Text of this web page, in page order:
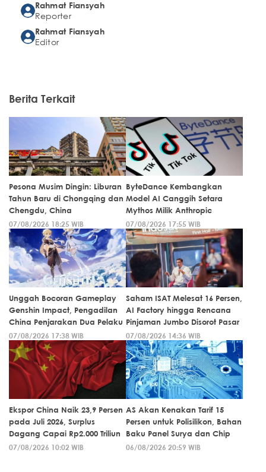
Rahmat Fiansyah
Reporter
Rahmat Fiansyah
Editor
Berita Terkait
Pesona Musim Dingin: Liburan
Tahun Baru di Chongqing dan
Chengdu, China
07/08/2026 18:25 WIB
ByteDance Kembangkan
Model AI Canggih Setara
Mythos Milik Anthropic
07/08/2026 17:55 WIB
Unggah Bocoran Gameplay
Genshin Impact, Pengadilan
China Penjarakan Dua Pelaku
07/08/2026 17:38 WIB
Saham ISAT Melesat 16 Persen,
AI Factory hingga Rencana
Pinjaman Jumbo Disorot Pasar
07/08/2026 14:36 WIB
Ekspor China Naik 23,9 Persen
pada Juli 2026, Surplus
Dagang Capai Rp2.000 Triliun
07/08/2026 10:02 WIB
AS Akan Kenakan Tarif 15
Persen untuk Polisilikon, Bahan
Baku Panel Surya dan Chip
06/08/2026 20:59 WIB